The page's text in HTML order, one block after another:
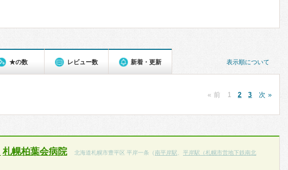
表示順について
★の数 レビュー数 新着・更新
« 前 1 2 3 次 »
札幌柏葉会病院 北海道札幌市豊平区 平岸一条（南平岸駅 平岸駅（札幌市営地下鉄南北